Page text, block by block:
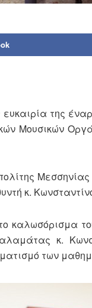
της
Μουσικών
κ.
κ.
των